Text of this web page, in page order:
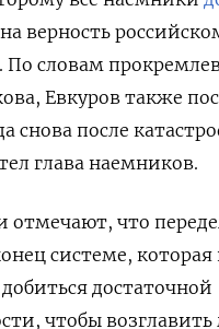
на верность
По словам
Евкуров также
снова после
глава наемников.
отмечают, что
системе, которая
достаточной
чтобы